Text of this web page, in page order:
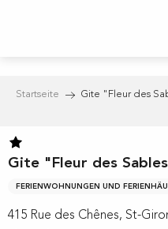
Startseite Gite "Fleur des
Gite "Fleur des
FERIENWOHNUNGEN UND
415 Rue des Chênes, St-